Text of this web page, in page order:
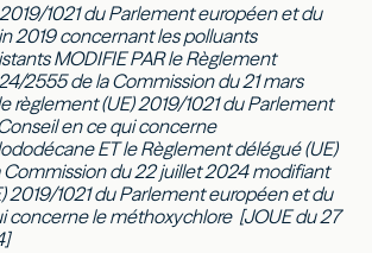
1021 du Parlement européen et du
2019 concernant les polluants
MODIFIE PAR le Règlement
2555 de la Commission du 21 mars
règlement (UE) 2019/1021 du Parlement
en ce qui concerne
ET le Règlement délégué (UE)
du 22 juillet 2024 modifiant
2019/1021 du Parlement européen et du
concerne le méthoxychlore [JOUE du 27